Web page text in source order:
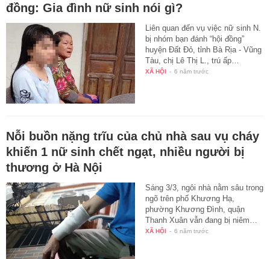
đồng: Gia đình nữ sinh nói gì?
Liên quan đến vụ việc nữ sinh N.
bị nhóm bạn đánh “hội đồng”
huyện Đất Đỏ, tỉnh Bà Rịa - Vũng
Tàu, chị Lê Thị L., trú ấp…
XÃ HỘI - 6 năm trước
Nỗi buồn nặng trĩu của chủ nhà sau vụ cháy
khiến 1 nữ sinh chết ngạt, nhiều người bị
thương ở Hà Nội
Sáng 3/3, ngôi nhà nằm sâu trong
ngõ trên phố Khương Hạ,
phường Khương Đình, quận
Thanh Xuân vẫn đang bị niêm…
XÃ HỘI - 6 năm trước